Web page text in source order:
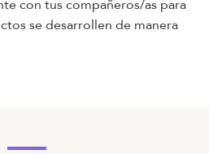
con tus compañeros/as para
se desarrollen de manera